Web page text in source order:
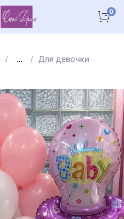
0
... Для девочки